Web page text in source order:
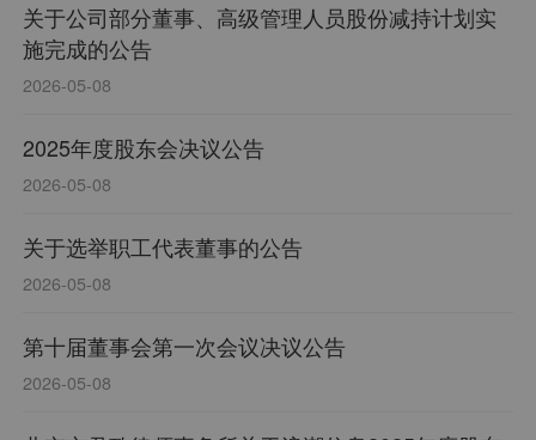
关于公司部分董事、高级管理人员股份减持计划实
施完成的公告
2026-05-08
2025年度股东会决议公告
2026-05-08
关于选举职工代表董事的公告
2026-05-08
第十届董事会第一次会议决议公告
2026-05-08